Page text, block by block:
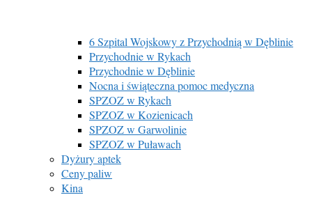
6 Szpital Wojskowy z Przychodnią w Dęblinie
Przychodnie w Rykach
Przychodnie w Dęblinie
Nocna i świąteczna pomoc medyczna
SPZOZ w Rykach
SPZOZ w Kozienicach
SPZOZ w Garwolinie
SPZOZ w Puławach
Dyżury aptek
Ceny paliw
Kina